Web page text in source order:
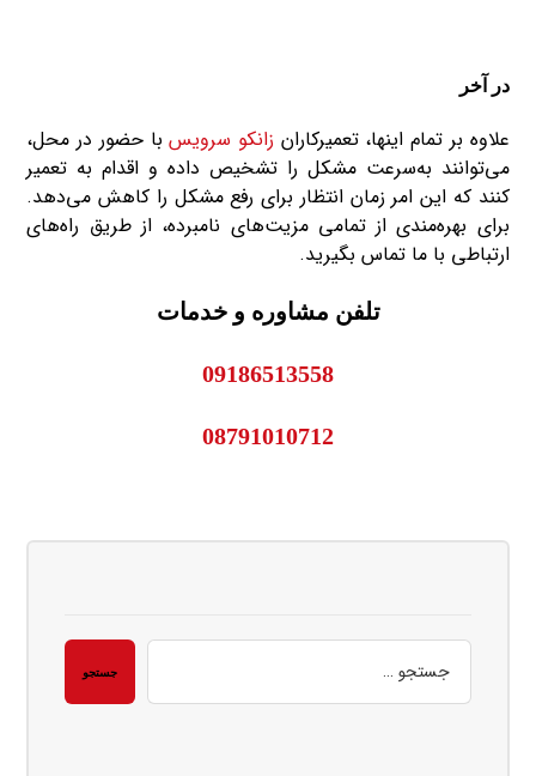
در آخر
علاوه بر تمام اینها، تعمیرکاران زانکو سرویسبا حضور در محل،
می‌توانند به‌سرعت مشکل را تشخیص داده و اقدام به تعمیر
کنند که این امر زمان انتظار برای رفع مشکل را کاهش می‌دهد.
برای بهره‌مندی از تمامی مزیت‌های نامبرده، از طریق راه‌های
ارتباطی با ما تماس بگیرید.
تلفن مشاوره و خدمات
09186513558
08791010712